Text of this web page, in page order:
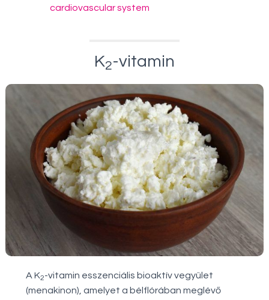
cardiovascular system
K2-vitamin
A K2-vitamin esszenciális bioaktív vegyület
(menakinon), amelyet a bélflórában meglévő